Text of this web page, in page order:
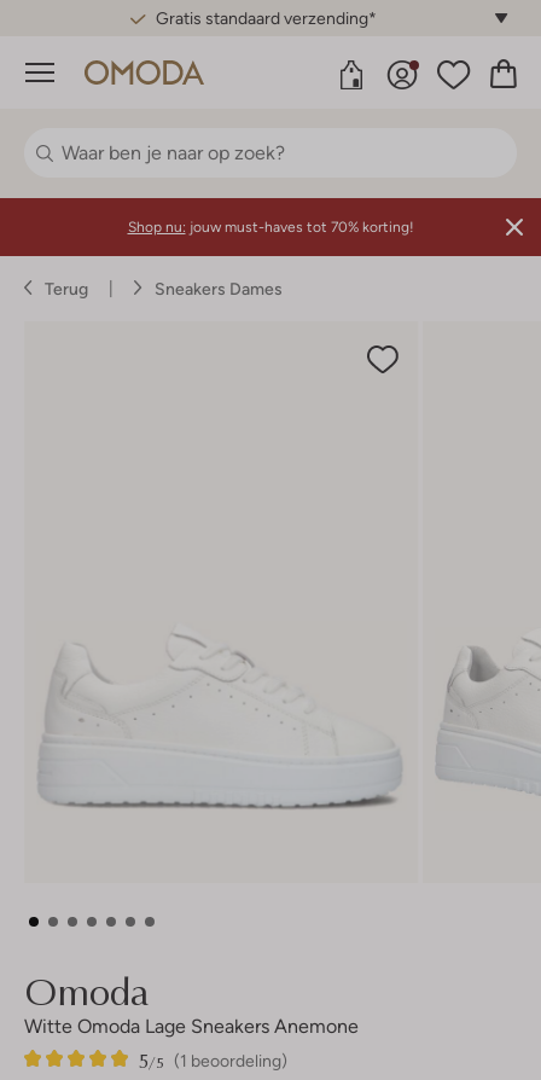
Gratis standaard verzending*
Menu
Shop nu: jouw must-haves tot 70% korting!
Terug Sneakers Dames
Omoda
Witte Omoda Lage Sneakers Anemone
(1 beoordeling)
5/5
1
5